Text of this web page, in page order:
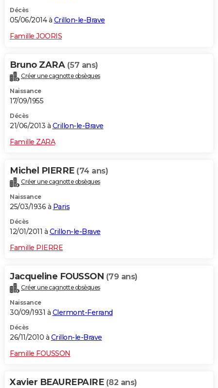
Décès
05/06/2014 à Crillon-le-Brave
Famille JOORIS
Bruno ZARA (57 ans)
Créer une cagnotte obsèques
Naissance
17/09/1955
Décès
21/06/2013 à Crillon-le-Brave
Famille ZARA
Michel PIERRE (74 ans)
Créer une cagnotte obsèques
Naissance
25/03/1936 à Paris
Décès
12/01/2011 à Crillon-le-Brave
Famille PIERRE
Jacqueline FOUSSON (79 ans)
Créer une cagnotte obsèques
Naissance
30/09/1931 à Clermont-Ferrand
Décès
26/11/2010 à Crillon-le-Brave
Famille FOUSSON
Xavier BEAUREPAIRE (82 ans)